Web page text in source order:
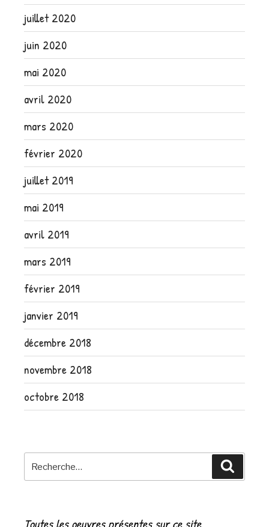
juillet 2020
juin 2020
mai 2020
avril 2020
mars 2020
février 2020
juillet 2019
mai 2019
avril 2019
mars 2019
février 2019
janvier 2019
décembre 2018
novembre 2018
octobre 2018
Recherche
pour